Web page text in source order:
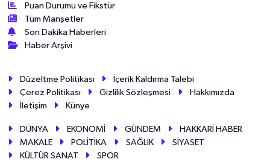
Puan Durumu ve Fikstür
Tüm Manşetler
Son Dakika Haberleri
Haber Arşivi
Düzeltme Politikası
İçerik Kaldırma Talebi
Çerez Politikası
Gizlilik Sözleşmesi
Hakkımızda
İletişim
Künye
DÜNYA EKONOMİ GÜNDEM
HAKKARİ HABER
MAKALE
POLİTİKA SAĞLIK
SİYASET
KÜLTÜR SANAT
SPOR